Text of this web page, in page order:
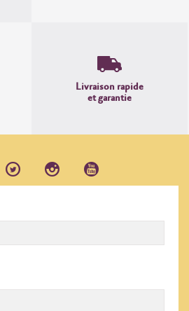
Livraison rapide
et garantie